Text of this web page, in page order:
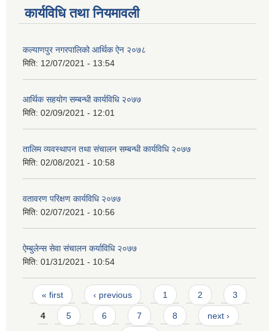
कार्यविधि तथा नियमावली
कल्याणपुर नगरपालिको आर्थिक ऐन २०७८
मिति: 12/07/2021 - 13:54
आर्थिक सहयोग सम्बन्धी कार्यविधि २०७७
मिति: 02/09/2021 - 12:01
तालिम व्यवस्थापन तथा संचालन सम्बन्धी कार्यविधि २०७७
मिति: 02/08/2021 - 10:58
वतावरण परिक्षण कार्यविधि २०७७
मिति: 02/07/2021 - 10:56
ऐम्बुलेन्स सेवा संचालन कर्याविधि २०७७
मिति: 01/31/2021 - 10:54
Pages
« first ‹ previous 1 2 3
4 5 6 7 8 next ›